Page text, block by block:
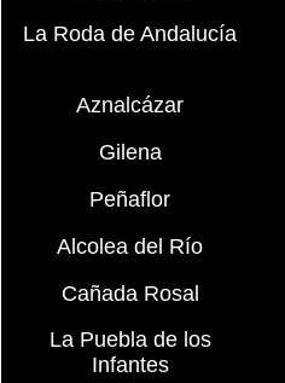
La Roda de Andalucía
Aznalcázar
Gilena
Peñaflor
Alcolea del Río
Cañada Rosal
La Puebla de los
Infantes